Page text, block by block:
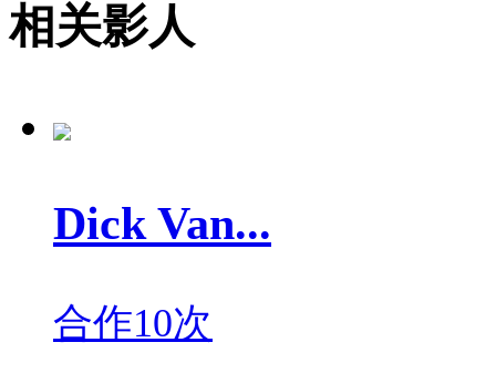
相关影人
Dick Van...
合作10次